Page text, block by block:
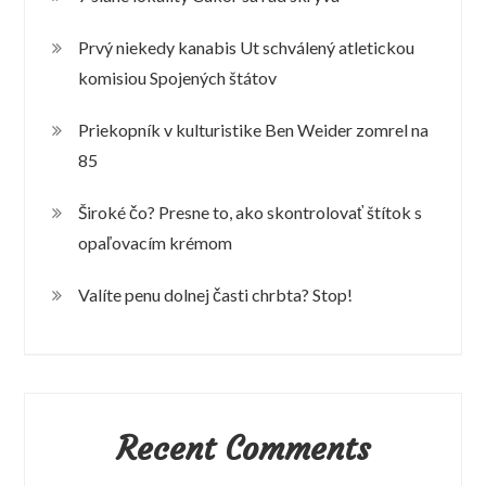
Prvý niekedy kanabis Ut schválený atletickou
komisiou Spojených štátov
Priekopník v kulturistike Ben Weider zomrel na
85
Široké čo? Presne to, ako skontrolovať štítok s
opaľovacím krémom
Valíte penu dolnej časti chrbta? Stop!
Recent Comments